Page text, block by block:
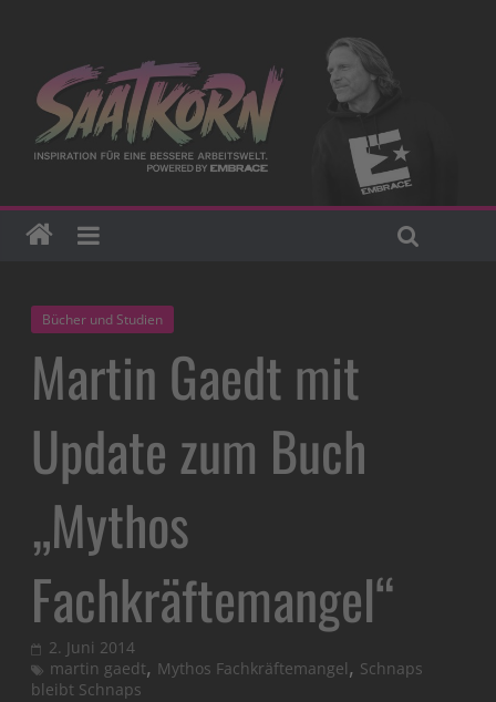
Bücher und Studien
Martin Gaedt mit
Update zum Buch
„Mythos
Fachkräftemangel“
2. Juni 2014
martin gaedt, Mythos Fachkräftemangel, Schnaps
bleibt Schnaps